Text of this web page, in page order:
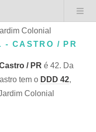
Colonial
- CASTRO / PR
/ PR é 42. Da
tem o DDD 42,
Colonial